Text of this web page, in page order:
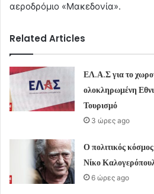
αεροδρόμιο «Μακεδονία».
Related Articles
ΕΛ.Α.Σ για το
ολοκληρωμένη
Τουρισμό
3 ώρες ago
Ο πολιτικός
Νίκο
6 ώρες ago